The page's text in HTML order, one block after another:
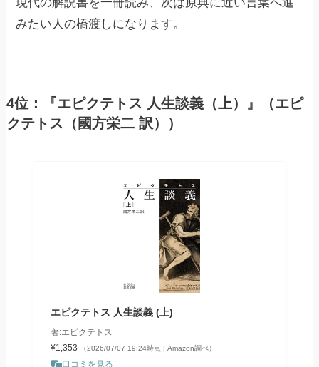
みたい人の橋渡しになります。
4位：『エピクテトス 人生談義（上）』（エピ
クテトス（國方栄二 訳））
エピクテトス 人生談義 (上)
著:エピクテトス
¥1,353
（2026/07/07 19:24時点 | Amazon調べ）
口コミを見る